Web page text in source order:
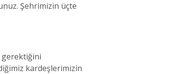
Şehrimizin üçte
gerektiğini
kardeşlerimizin